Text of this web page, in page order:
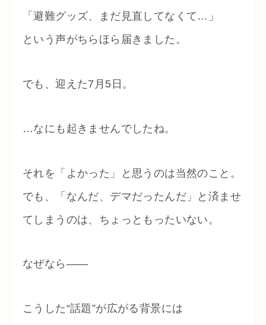
「避難グッズ、まだ見直してなくて…」
という声がちらほら届きました。
でも、迎えた7月5日。
…なにも起きませんでしたね。
それを「よかった」と思うのは当然のこと。
でも、「なんだ、デマだったんだ」と済ませ
てしまうのは、ちょっともったいない。
なぜなら——
こうした“話題”が広がる背景には